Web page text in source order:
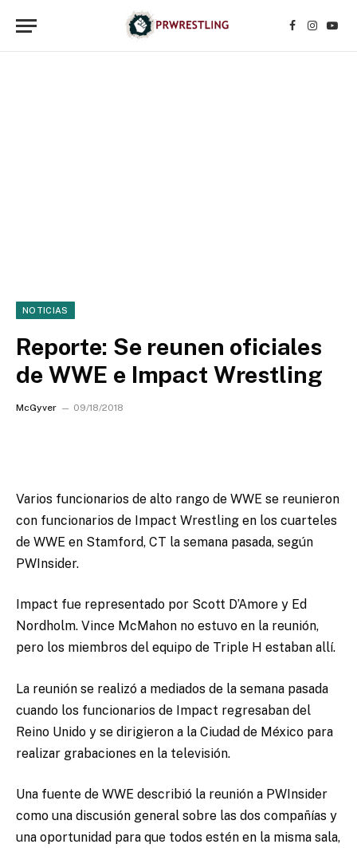
Facebook
NOTICIAS
Reporte: Se reunen oficiales
de WWE e Impact Wrestling
McGyver 09/18/2018
Varios funcionarios de alto rango de WWE se reunieron
con funcionarios de Impact Wrestling en los cuarteles
de WWE en Stamford, CT la semana pasada, según
PWInsider.
Impact fue representado por Scott D’Amore y Ed
Nordholm. Vince McMahon no estuvo en la reunión,
pero los miembros del equipo de Triple H estaban allí.
La reunión se realizó a mediados de la semana pasada
cuando los funcionarios de Impact regresaban del
Reino Unido y se dirigieron a la Ciudad de México para
realizar grabaciones en la televisión.
Una fuente de WWE describió la reunión a PWInsider
como una discusión general sobre las dos compañías y
una oportunidad para que todos estén en la misma sala,